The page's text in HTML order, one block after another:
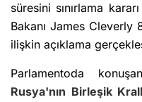
süresini sınırlama kararı
Bakanı James Cleverly
ilişkin açıklama
Parlamentoda
Rusya'nın Birleşik